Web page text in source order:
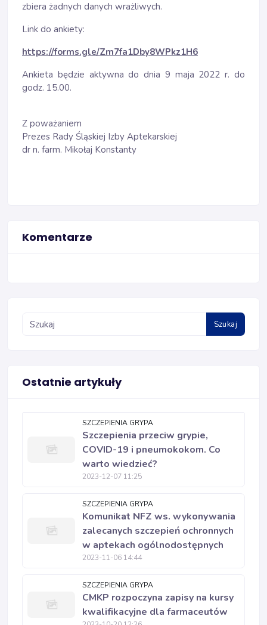
zbiera żadnych danych wrażliwych.
Link do ankiety:
https://forms.gle/Zm7fa1Dby8WPkz1H6
Ankieta będzie aktywna do dnia 9 maja 2022 r. do
godz. 15.00.
Z poważaniem
Prezes Rady Śląskiej Izby Aptekarskiej
dr n. farm. Mikołaj Konstanty
Komentarze
Szukaj
Ostatnie artykuły
SZCZEPIENIA GRYPA
Szczepienia przeciw grypie,
COVID-19 i pneumokokom. Co
warto wiedzieć?
2023-12-07 11:25
SZCZEPIENIA GRYPA
Komunikat NFZ ws. wykonywania
zalecanych szczepień ochronnych
w aptekach ogólnodostępnych
2023-11-06 14:44
SZCZEPIENIA GRYPA
CMKP rozpoczyna zapisy na kursy
kwalifikacyjne dla farmaceutów